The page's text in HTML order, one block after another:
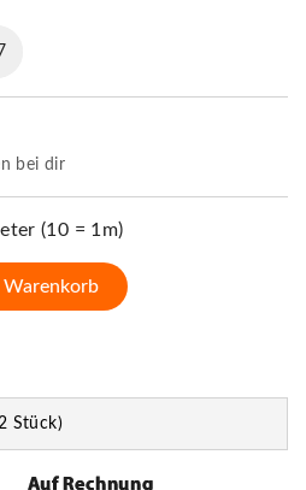
bei dir
(10 = 1m)
Warenkorb
Stück)